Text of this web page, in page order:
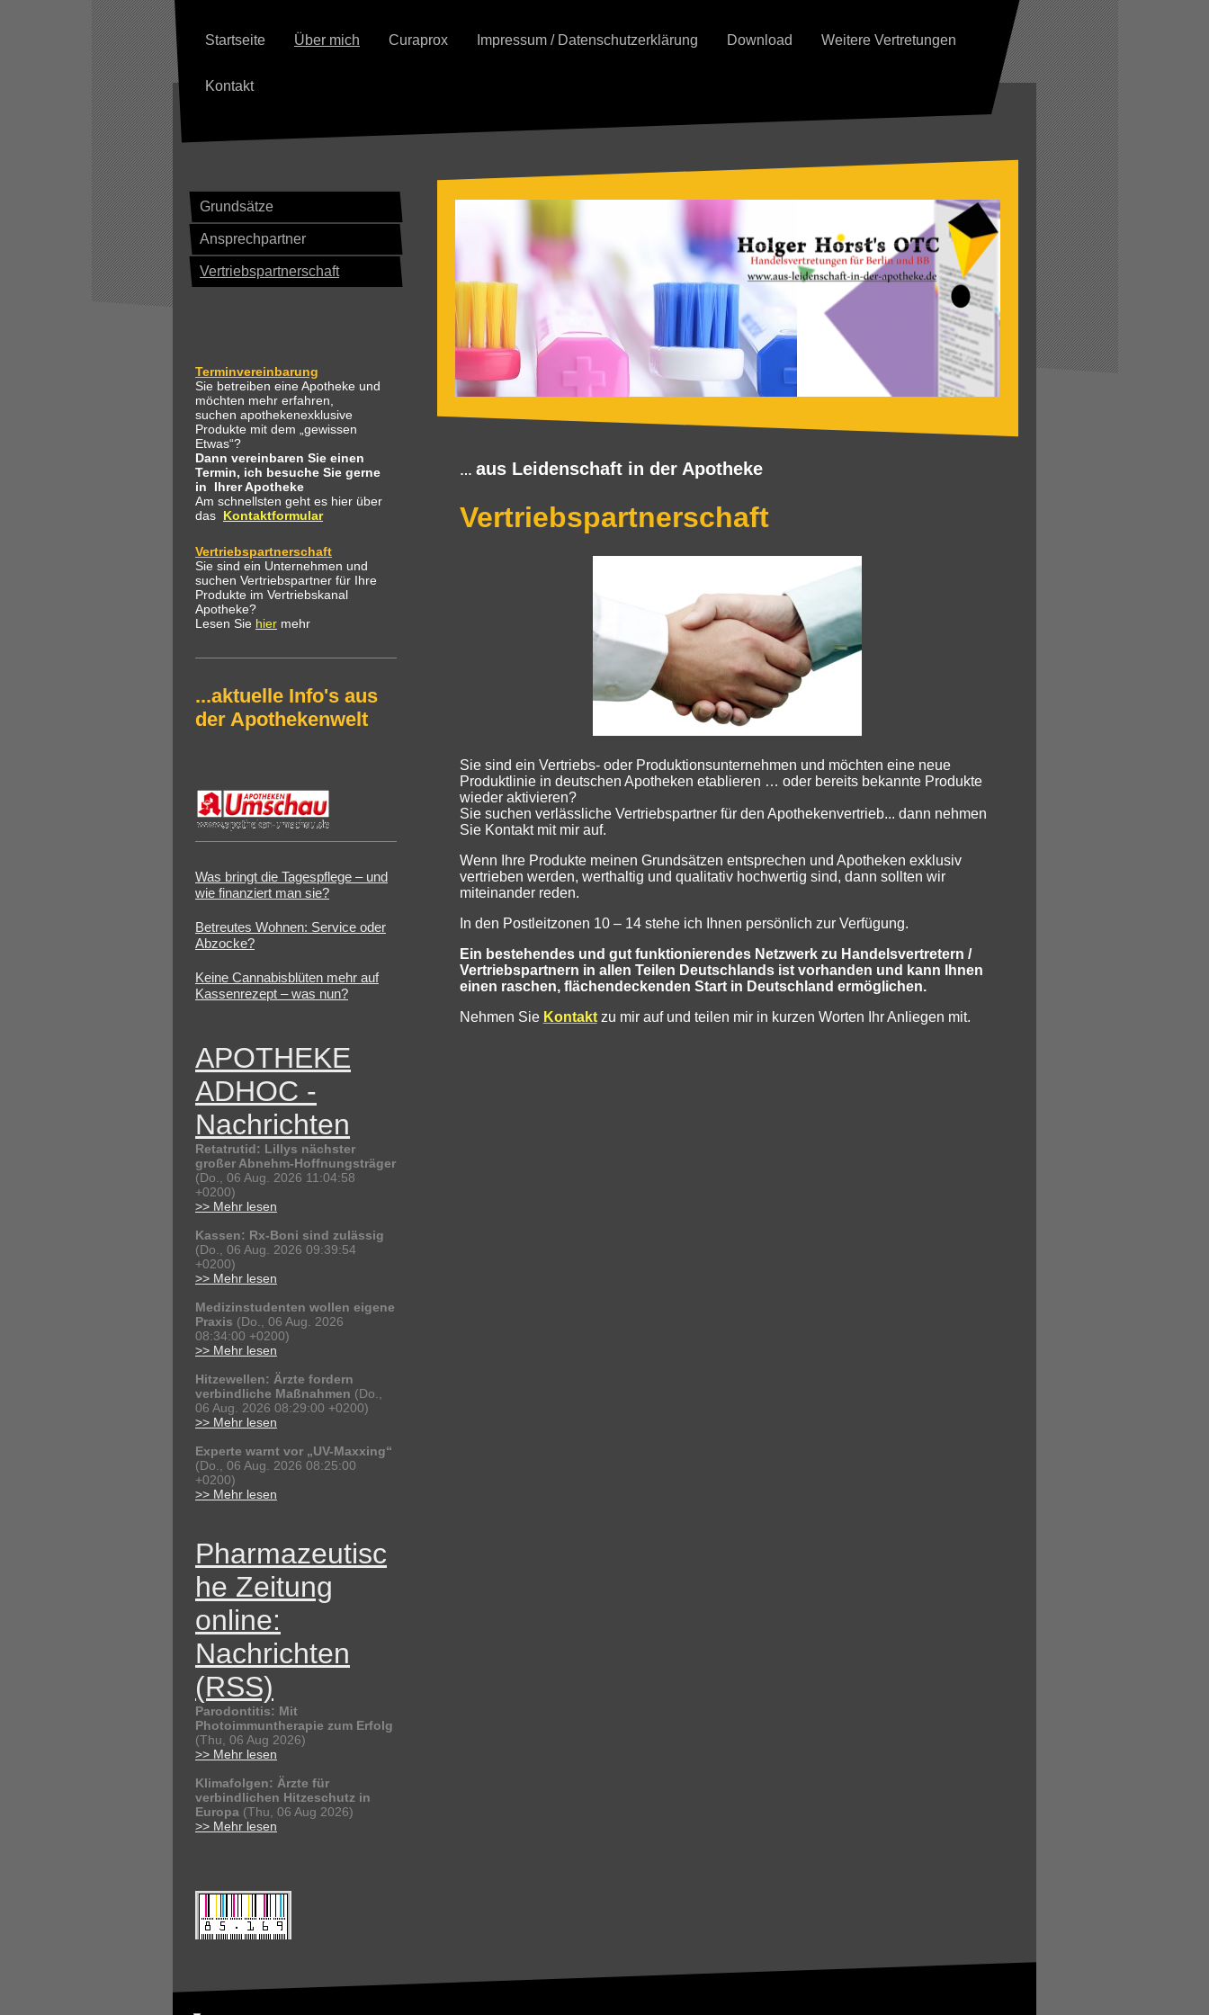
Startseite Über mich Curaprox Impressum / Datenschutzerklärung Download Weitere Vertretungen
Kontakt
… aus Leidenschaft in der Apotheke
Vertriebspartnerschaft
Sie sind ein Vertriebs- oder Produktionsunternehmen und möchten eine neue
Produktlinie in deutschen Apotheken etablieren … oder bereits bekannte Produkte
wieder aktivieren?
Sie suchen verlässliche Vertriebspartner für den Apothekenvertrieb... dann nehmen
Sie Kontakt mit mir auf.
Wenn Ihre Produkte meinen Grundsätzen entsprechen und Apotheken exklusiv
vertrieben werden, werthaltig und qualitativ hochwertig sind, dann sollten wir
miteinander reden.
In den Postleitzonen 10 – 14 stehe ich Ihnen persönlich zur Verfügung.
Ein bestehendes und gut funktionierendes Netzwerk zu Handelsvertretern /
Vertriebspartnern in allen Teilen Deutschlands ist vorhanden und kann Ihnen
einen raschen, flächendeckenden Start in Deutschland ermöglichen.
Nehmen Sie Kontakt zu mir auf und teilen mir in kurzen Worten Ihr Anliegen mit.
Grundsätze
Ansprechpartner
Vertriebspartnerschaft
Terminvereinbarung
Sie betreiben eine Apotheke und
möchten mehr erfahren,
suchen apothekenexklusive
Produkte mit dem „gewissen
Etwas“?
Dann vereinbaren Sie einen
Termin, ich besuche Sie gerne
in Ihrer Apotheke
Am schnellsten geht es hier über
das Kontaktformular
Vertriebspartnerschaft
Sie sind ein Unternehmen und
suchen Vertriebspartner für Ihre
Produkte im Vertriebskanal
Apotheke?
Lesen Sie hier mehr
...aktuelle Info's aus
der Apothekenwelt
Was bringt die Tagespflege – und
wie finanziert man sie?
Betreutes Wohnen: Service oder
Abzocke?
Keine Cannabisblüten mehr auf
Kassenrezept – was nun?
APOTHEKE
ADHOC -
Nachrichten
Retatrutid: Lillys nächster
großer Abnehm-Hoffnungsträger
(Do., 06 Aug. 2026 11:04:58
+0200)
>> Mehr lesen
Kassen: Rx-Boni sind zulässig
(Do., 06 Aug. 2026 09:39:54
+0200)
>> Mehr lesen
Medizinstudenten wollen eigene
Praxis (Do., 06 Aug. 2026
08:34:00 +0200)
>> Mehr lesen
Hitzewellen: Ärzte fordern
verbindliche Maßnahmen (Do.,
06 Aug. 2026 08:29:00 +0200)
>> Mehr lesen
Experte warnt vor „UV-Maxxing“
(Do., 06 Aug. 2026 08:25:00
+0200)
>> Mehr lesen
Pharmazeutisc
he Zeitung
online:
Nachrichten
(RSS)
Parodontitis: Mit
Photoimmuntherapie zum Erfolg
(Thu, 06 Aug 2026)
>> Mehr lesen
Klimafolgen: Ärzte für
verbindlichen Hitzeschutz in
Europa (Thu, 06 Aug 2026)
>> Mehr lesen